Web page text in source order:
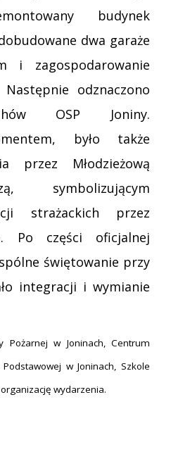
budynek
dwa garaże
i zagospodarowanie
odznaczono
OSP Joniny.
było także
przez Młodzieżową
symbolizującym
strażackich przez
Po części oficjalnej
świętowanie przy
integracji i wymianie
Pożarnej w Joninach, Centrum
w Joninach, Szkole
wydarzenia.